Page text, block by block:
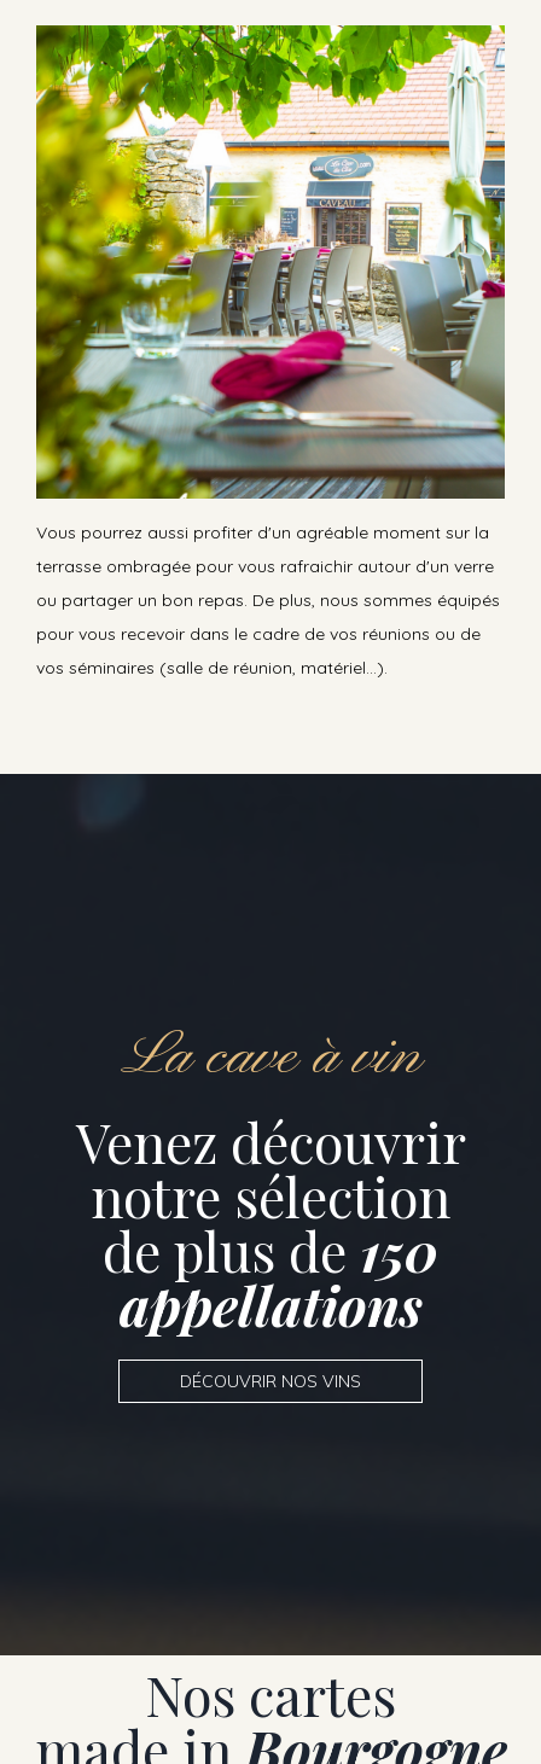
Abonnez-vous à notre newsletter
Vous pourrez aussi profiter d'un agréable moment sur la
terrasse ombragée pour vous rafraichir autour d'un verre
ou partager un bon repas. De plus, nous sommes équipés
pour vous recevoir dans le cadre de vos réunions ou de
vos séminaires (salle de réunion, matériel...).
La cave à vin
Venez découvrir
notre sélection
de plus de 150
appellations
DÉCOUVRIR NOS VINS
Nos cartes
made in Bourgogne